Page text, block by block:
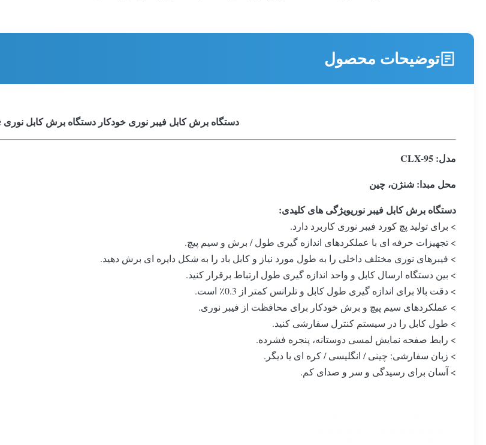
توضیحات محصول
دستگاه برش کابل فیبر نوری خودکار دستگاه برش کابل نوری FTTH Drop Wire
مدل: CLX- 95
محل مبدا: شنژن، چین
دستگاه برش کابل فیبر نوریویژگی های کلیدی:
> برای تولید پچ کورد فیبر نوری کاربرد دارد.
> تجهیزات حرفه ای با عملکردهای اندازه گیری طول / برش و سیم پیچ.
> فیبرهای نوری مختلف داخلی را به طول مورد نیاز و کابل باد را به شکل دایره ای برش دهید.
> بین دستگاه ارسال کابل و واحد اندازه گیری طول ارتباط برقرار کنید.
> دقت بالا برای اندازه گیری طول کابل و تلرانس کمتر از 0.3٪ است.
> عملکردهای سیم پیچ و برش خودکار برای محافظت از فیبر نوری.
> طول کابل را در سیستم کنترل سفارشی کنید.
> رابط صفحه نمایش لمسی دوستانه، پنجره فشرده.
> زبان سفارشی: چینی / انگلیسی / کره ای یا دیگر.
> آسان برای رسیدگی و سر و صدای کم.